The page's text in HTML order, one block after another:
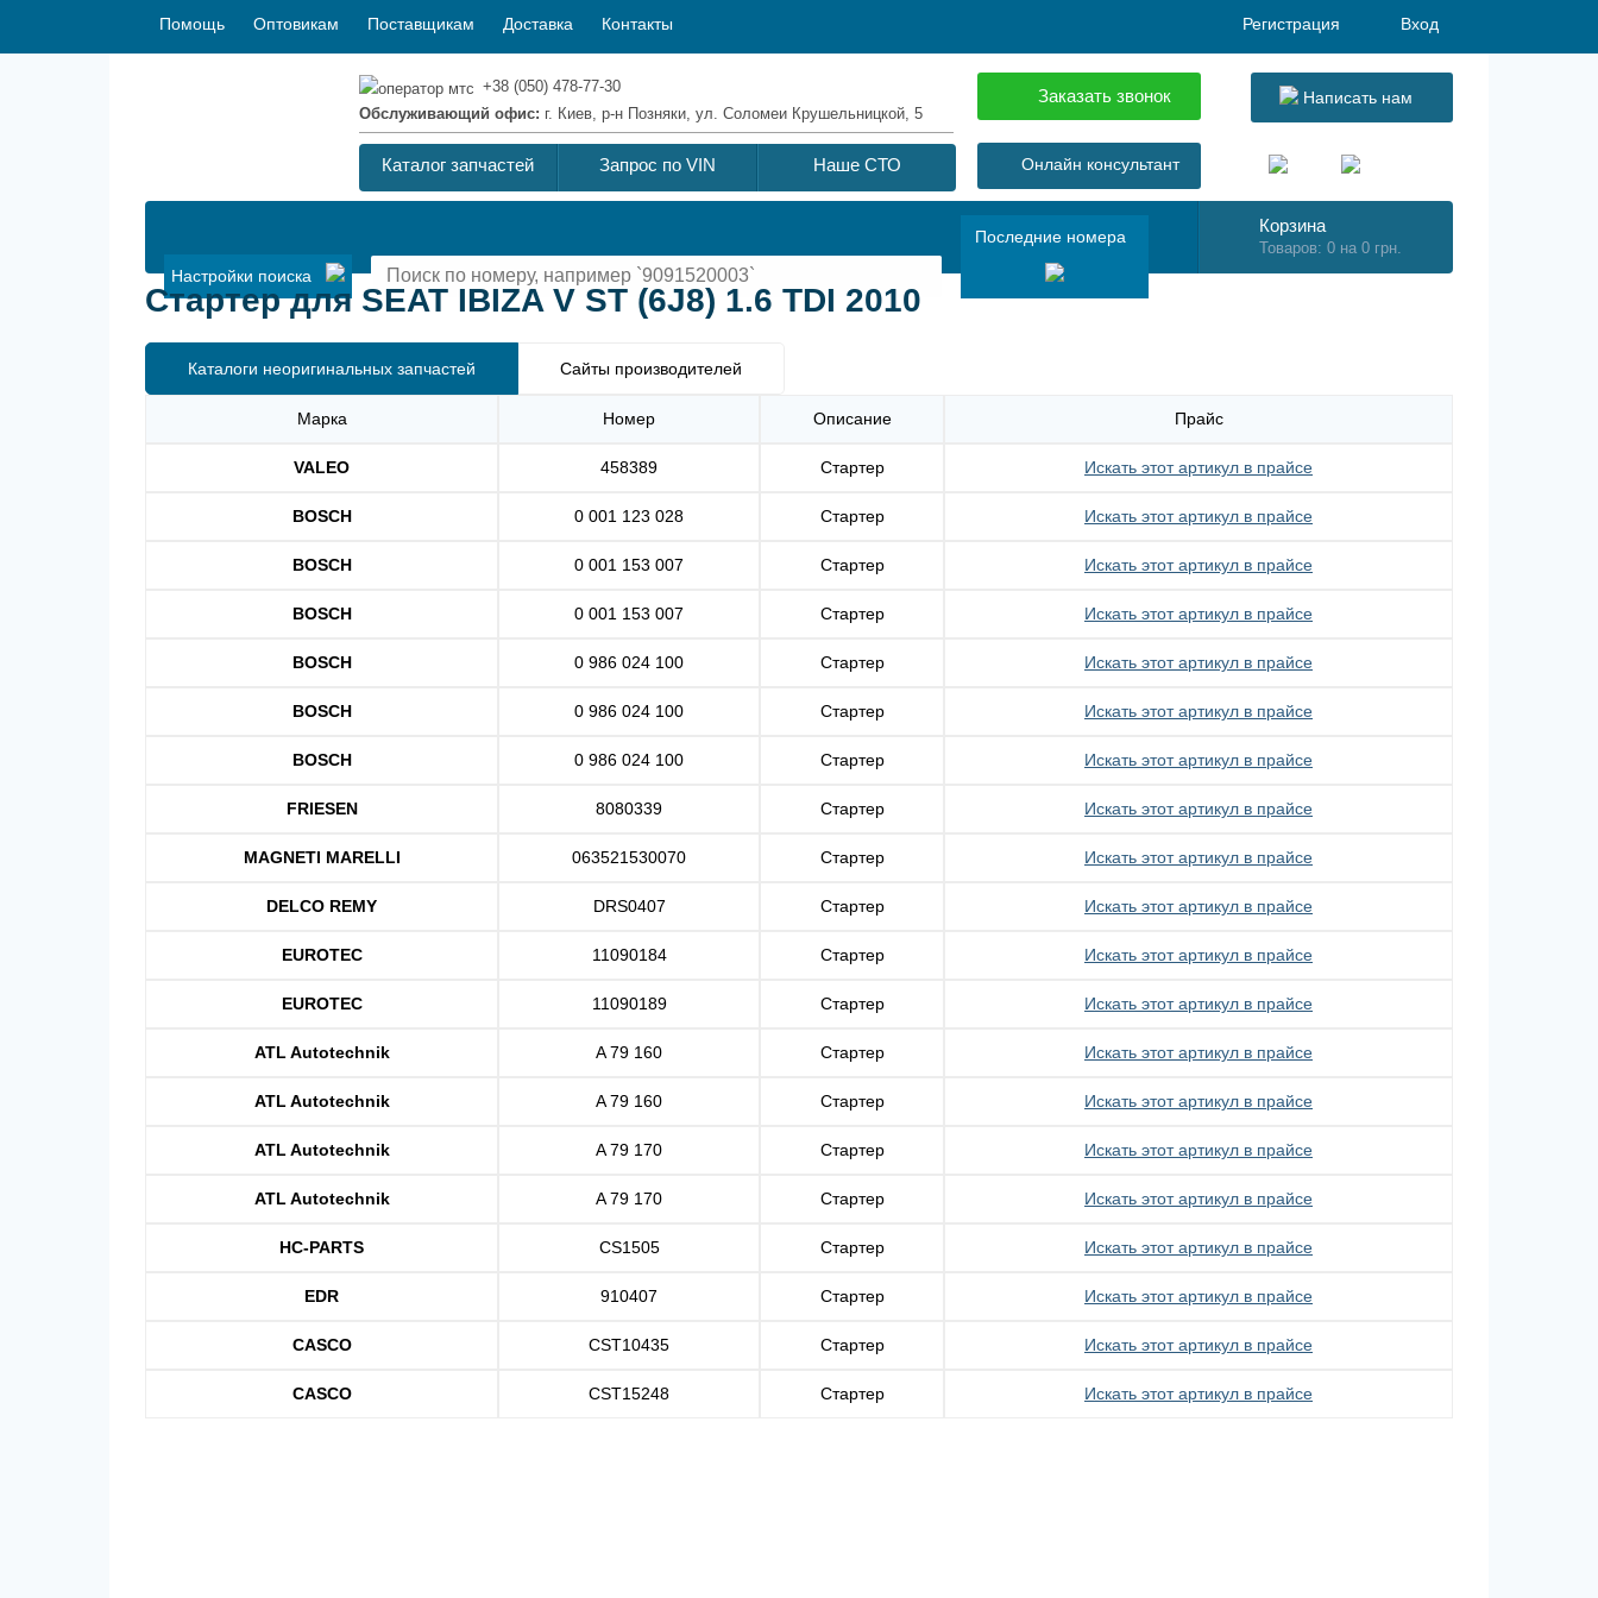
Помощь Оптовикам Поставщикам Доставка Контакты Регистрация Вход
+38 (050) 478-77-30
Обслуживающий офис: г. Киев, р-н Позняки, ул. Соломеи Крушельницкой, 5
Каталог запчастей Запрос по VIN Наше СТО
Написать нам
Заказать звонок
Онлайн консультант
Настройки поиска
Последние номера
Корзина
Товаров: 0 на 0 грн.
Стартер для SEAT IBIZA V ST (6J8) 1.6 TDI 2010
Каталоги неоригинальных запчастей Сайты производителей
Марка Номер Описание Прайс
VALEO 458389 Стартер Искать этот артикул в прайсе
BOSCH 0 001 123 028 Стартер Искать этот артикул в прайсе
BOSCH 0 001 153 007 Стартер Искать этот артикул в прайсе
BOSCH 0 001 153 007 Стартер Искать этот артикул в прайсе
BOSCH 0 986 024 100 Стартер Искать этот артикул в прайсе
BOSCH 0 986 024 100 Стартер Искать этот артикул в прайсе
BOSCH 0 986 024 100 Стартер Искать этот артикул в прайсе
FRIESEN 8080339 Стартер Искать этот артикул в прайсе
MAGNETI MARELLI 063521530070 Стартер Искать этот артикул в прайсе
DELCO REMY DRS0407 Стартер Искать этот артикул в прайсе
EUROTEC 11090184 Стартер Искать этот артикул в прайсе
EUROTEC 11090189 Стартер Искать этот артикул в прайсе
ATL Autotechnik A 79 160 Стартер Искать этот артикул в прайсе
ATL Autotechnik A 79 160 Стартер Искать этот артикул в прайсе
ATL Autotechnik A 79 170 Стартер Искать этот артикул в прайсе
ATL Autotechnik A 79 170 Стартер Искать этот артикул в прайсе
HC-PARTS CS1505 Стартер Искать этот артикул в прайсе
EDR 910407 Стартер Искать этот артикул в прайсе
CASCO CST10435 Стартер Искать этот артикул в прайсе
CASCO CST15248 Стартер Искать этот артикул в прайсе